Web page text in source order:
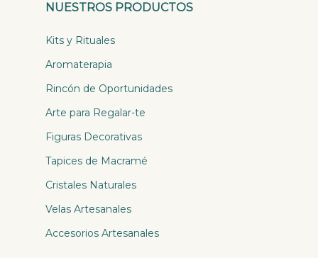
NUESTROS PRODUCTOS
Kits y Rituales
Aromaterapia
Rincón de Oportunidades
Arte para Regalar-te
Figuras Decorativas
Tapices de Macramé
Cristales Naturales
Velas Artesanales
Accesorios Artesanales